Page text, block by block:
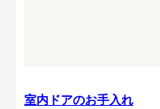
室内ドアのお手入れ